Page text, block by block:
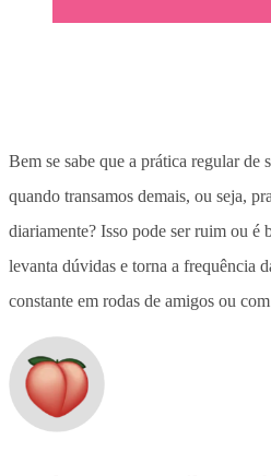
Bem se sabe que a prática regular de
quando transamos demais, ou seja,
diariamente? Isso pode ser ruim ou é
levanta dúvidas e torna a frequência
constante em rodas de amigos ou